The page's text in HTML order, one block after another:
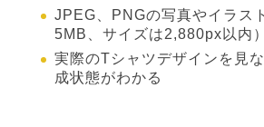
JPEG、PNGの写真やイラス
5MB、サイズは2,880px以内）
実際のTシャツデザインを見
成状態がわかる